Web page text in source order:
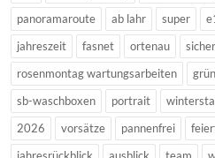
panoramaroute
ab lahr super
jahreszeit
fasnet ortenau
rosenmontag wartungsarbeiten
grün
sb-waschboxen
portrait
2026
vorsätze pannenfrei